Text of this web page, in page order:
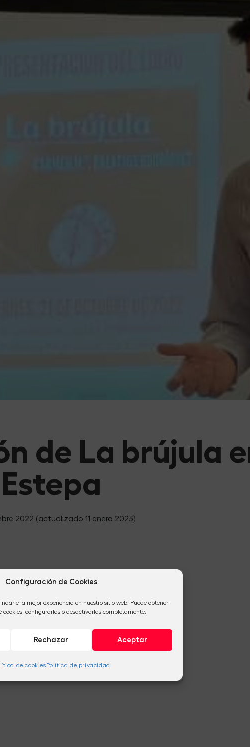
Configuración de Cookies
la mejor experiencia en nuestro sitio web. Puede obtener
cookies, configurarlas o desactivarlas completamente.
Aceptar
Rechazar
de cookiesPolítica de privacidad
de La brújula
Estepa
2022 (actualizado 11 enero 2023)